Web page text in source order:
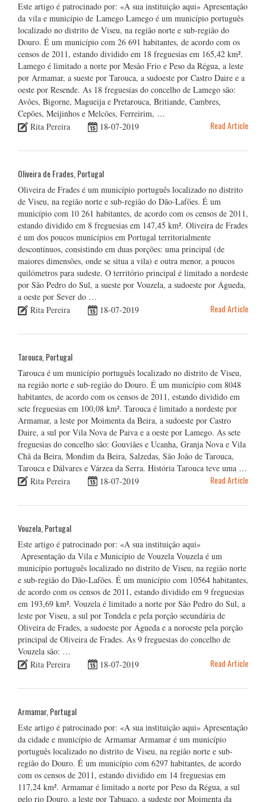
Este artigo é patrocinado por: «A sua instituição aqui» Apresentação
da vila e município de Lamego Lamego é um município português
localizado no distrito de Viseu, na região norte e sub-região do
Douro. É um município com 26 691 habitantes, de acordo com os
censos de 2011, estando dividido em 18 freguesias em 165,42 km².
Lamego é limitado a norte por Mesão Frio e Peso da Régua, a leste
por Armamar, a sueste por Tarouca, a sudoeste por Castro Daire e a
oeste por Resende. As 18 freguesias do concelho de Lamego são:
Avões, Bigorne, Magueija e Pretarouca, Britiande, Cambres,
Cepões, Meijinhos e Melcões, Ferreirim, …
Rita Pereira
18-07-2019 Read Article
Oliveira de Frades, Portugal
Oliveira de Frades é um município português localizado no distrito
de Viseu, na região norte e sub-região do Dão-Lafões. É um
município com 10 261 habitantes, de acordo com os censos de 2011,
estando dividido em 8 freguesias em 147,45 km². Oliveira de Frades
é um dos poucos municípios em Portugal territorialmente
descontínuos, consistindo em duas porções: uma principal (de
maiores dimensões, onde se situa a vila) e outra menor, a poucos
quilómetros para sudeste. O território principal é limitado a nordeste
por São Pedro do Sul, a sueste por Vouzela, a sudoeste por Águeda,
a oeste por Sever do …
Rita Pereira
18-07-2019 Read Article
Tarouca, Portugal
Tarouca é um município português localizado no distrito de Viseu,
na região norte e sub-região do Douro. É um município com 8048
habitantes, de acordo com os censos de 2011, estando dividido em
sete freguesias em 100,08 km². Tarouca é limitado a nordeste por
Armamar, a leste por Moimenta da Beira, a sudoeste por Castro
Daire, a sul por Vila Nova de Paiva e a oeste por Lamego. As sete
freguesias do concelho são: Gouviães e Ucanha, Granja Nova e Vila
Chã da Beira, Mondim da Beira, Salzedas, São João de Tarouca,
Tarouca e Dálvares e Várzea da Serra. História Tarouca teve uma …
Rita Pereira
18-07-2019 Read Article
Vouzela, Portugal
Este artigo é patrocinado por: «A sua instituição aqui»
Apresentação da Vila e Município de Vouzela Vouzela é um
município português localizado no distrito de Viseu, na região norte
e sub-região do Dão-Lafões. É um município com 10564 habitantes,
de acordo com os censos de 2011, estando dividido em 9 freguesias
em 193,69 km². Vouzela é limitado a norte por São Pedro do Sul, a
leste por Viseu, a sul por Tondela e pela porção secundária de
Oliveira de Frades, a sudoeste por Águeda e a noroeste pela porção
principal de Oliveira de Frades. As 9 freguesias do concelho de
Vouzela são: …
Rita Pereira
18-07-2019 Read Article
Armamar, Portugal
Este artigo é patrocinado por: «A sua instituição aqui» Apresentação
da cidade e município de Armamar Armamar é um município
português localizado no distrito de Viseu, na região norte e sub-
região do Douro. É um município com 6297 habitantes, de acordo
com os censos de 2011, estando dividido em 14 freguesias em
117,24 km². Armamar é limitado a norte por Peso da Régua, a sul
pelo rio Douro, a leste por Tabuaço, a sudeste por Moimenta da